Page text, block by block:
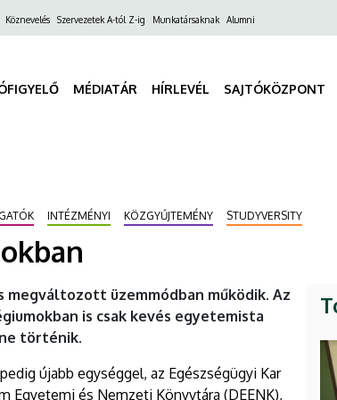
Köznevelés Szervezetek A-tól Z-ig Munkatársaknak Alumni
MÉDIATÁR HÍRLEVÉL SAJTÓKÖZPONT
INTÉZMÉNYI KÖZGYŰJTEMÉNY STUDYVERSITY
üzemmódban működik. Az
is csak kevés egyetemista
történik.
újabb egységgel, az Egészségügyi Kar
Egyetemi és Nemzeti Könyvtára (DEENK),